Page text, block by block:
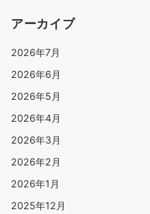
アーカイブ
2026年7月
2026年6月
2026年5月
2026年4月
2026年3月
2026年2月
2026年1月
2025年12月